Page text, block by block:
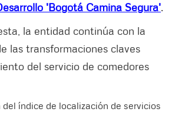
'Bogotá Camina Segura'.
la entidad continúa con la
las transformaciones claves
del servicio de comedores
índice de localización de servicios